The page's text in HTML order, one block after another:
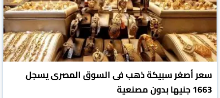
سعر أصغر سبيكة ذهب فى السوق المصرى يسجل
1663 جنيها بدون مصنعية